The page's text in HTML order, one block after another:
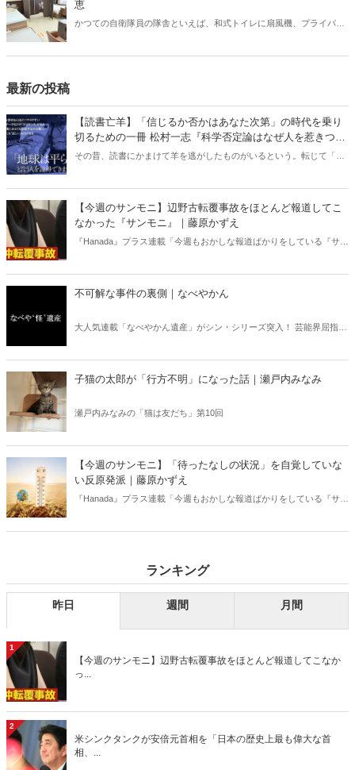
恵
かつての自衛隊員の隊舎といえば、和式トイレに扇風機、プライバシ
最新の投稿
【読書亡羊】「信じるか否かはあなた次第」の時代を乗り
切るための一冊 松村一志『科学否定論はなぜ人を惹きつけ
るのか』（ちくま新書）｜梶原麻衣子
その昔、読書にかまけて羊を逃がしたものがいるという。転じて「読
ある。元月刊『Hanada』編集部員のライター・梶原がお送りする時事
【今週のサンモニ】辺野古転覆事故をほとんど報道してこ
なかった『サンモニ』｜藤原かずえ
『Hanada』プラス連載「今週もおかしな報道ばかりをしている『サン
不可解な事件の裏側｜なべやかん
大人気連載「なべやかん遺産」がシン・シリーズ突入！ 芸能界屈指の
信じるか信じないかは、あなた次第！ 芸能ニュース
子猫の太郎が「行方不明」になった話｜瀬戸内みなみ
瀬戸内みなみの「猫は友だち」第10回
【今週のサンモニ】「待ったなしの状況」を自覚していな
い反原発派｜藤原かずえ
『Hanada』プラス連載「今週もおかしな報道ばかりをしている『サン
ランキング
昨日 週間 月間
1
【今週のサンモニ】辺野古転覆事故をほとんど報道してこなか
っ...
2
米シンクタンクが安倍元首相を「日本の歴史上最も偉大な首
相、...